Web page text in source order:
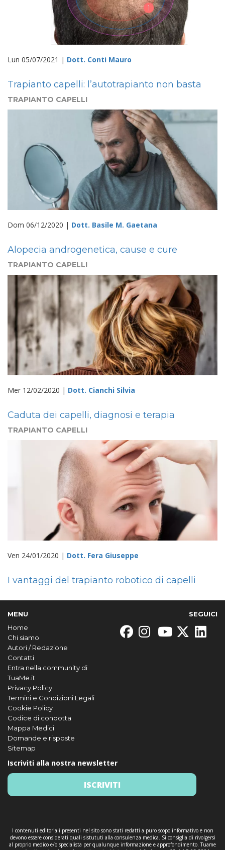
Lun 05/07/2021 | Dott. Conti Mauro
Trapianto capelli: l’autotrapianto non basta
TRAPIANTO CAPELLI
Dom 06/12/2020 | Dott. Basile M. Gaetana
Alopecia androgenetica, cause e cure
TRAPIANTO CAPELLI
Mer 12/02/2020 | Dott. Cianchi Silvia
Caduta dei capelli, diagnosi e terapia
TRAPIANTO CAPELLI
Ven 24/01/2020 | Dott. Fera Giuseppe
I vantaggi del trapianto robotico di capelli
MENU
Home
Chi siamo
Autori / Redazione
Contatti
Entra nella community di
TuaMe.it
Privacy Policy
Termini e Condizioni Legali
Cookie Policy
Codice di condotta
Mappa Medici
Domande e risposte
Sitemap
SEGUICI
Iscriviti alla nostra newsletter
ISCRIVITI
I contenuti editoriali presenti nel sito sono stati redatti a puro scopo informativo e non
devono essere considerati quali sistututi alla consulenza medica. Si consiglia di rivolgersi
al proprio medico e/o specialista per qualunque informazione e approfondimento. Tuame